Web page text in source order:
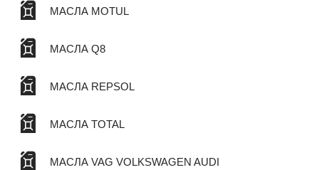
МАСЛА MOTUL
МАСЛА Q8
МАСЛА REPSOL
МАСЛА TOTAL
МАСЛА VAG VOLKSWAGEN AUDI